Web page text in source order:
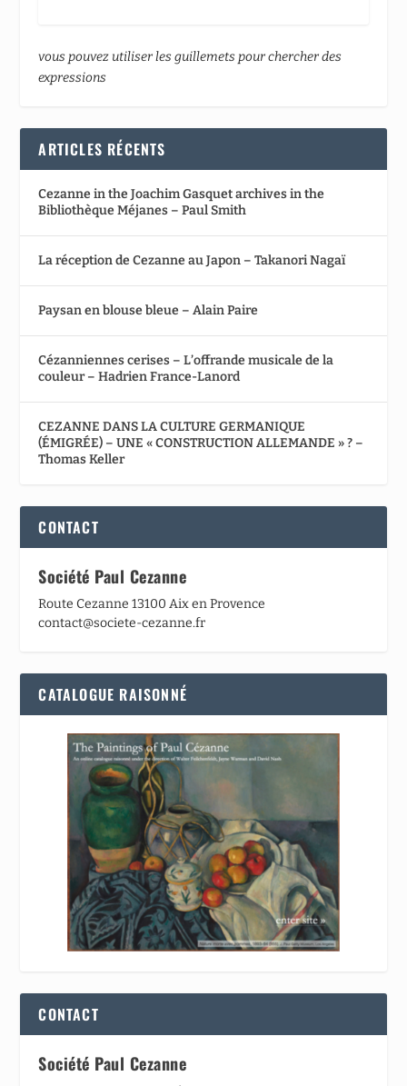
vous pouvez utiliser les guillemets pour chercher des
expressions
ARTICLES RÉCENTS
Cezanne in the Joachim Gasquet archives in the
Bibliothèque Méjanes – Paul Smith
La réception de Cezanne au Japon – Takanori Nagaï
Paysan en blouse bleue – Alain Paire
Cézanniennes cerises – L’offrande musicale de la
couleur – Hadrien France-Lanord
CEZANNE DANS LA CULTURE GERMANIQUE
(ÉMIGRÉE) – UNE « CONSTRUCTION ALLEMANDE » ? –
Thomas Keller
CONTACT
Société Paul Cezanne
Route Cezanne 13100 Aix en Provence
contact@societe-cezanne.fr
CATALOGUE RAISONNÉ
CONTACT
Société Paul Cezanne